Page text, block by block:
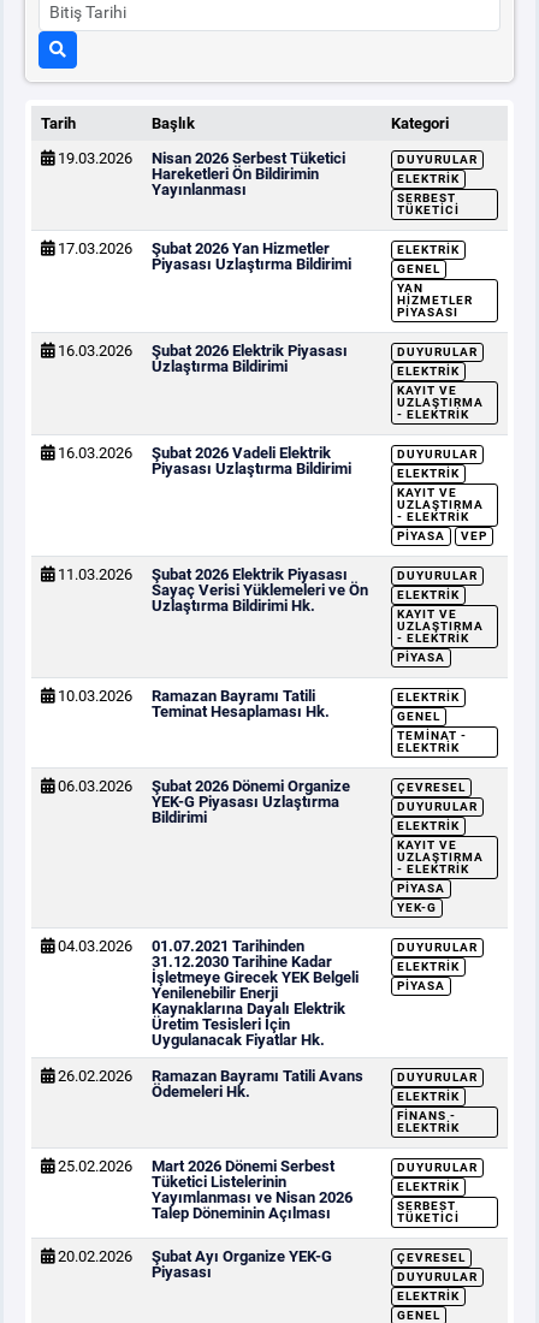
Tarih Başlık
Kategori
19.03.2026
Nisan 2026 Serbest Tüketici
Hareketleri Ön Bildirimin
Yayınlanması
DUYURULAR
ELEKTRIK
SERBEST
TÜKETICI
17.03.2026
Şubat 2026 Yan Hizmetler
Piyasası Uzlaştırma Bildirimi
ELEKTRIK
GENEL
YAN
HIZMETLER
PIYASASI
16.03.2026
Şubat 2026 Elektrik Piyasası
Uzlaştırma Bildirimi
DUYURULAR
ELEKTRIK
KAYIT VE
UZLAŞTIRMA
- ELEKTRIK
16.03.2026
Şubat 2026 Vadeli Elektrik
Piyasası Uzlaştırma Bildirimi
DUYURULAR
ELEKTRIK
KAYIT VE
UZLAŞTIRMA
- ELEKTRIK
PIYASA
VEP
11.03.2026
Şubat 2026 Elektrik Piyasası
Sayaç Verisi Yüklemeleri ve Ön
Uzlaştırma Bildirimi Hk.
DUYURULAR
ELEKTRIK
KAYIT VE
UZLAŞTIRMA
- ELEKTRIK
PIYASA
10.03.2026
Ramazan Bayramı Tatili
Teminat Hesaplaması Hk.
ELEKTRIK
GENEL
TEMINAT -
ELEKTRIK
06.03.2026
Şubat 2026 Dönemi Organize
YEK-G Piyasası Uzlaştırma
Bildirimi
ÇEVRESEL
DUYURULAR
ELEKTRIK
KAYIT VE
UZLAŞTIRMA
- ELEKTRIK
PIYASA
YEK-G
04.03.2026
01.07.2021 Tarihinden
31.12.2030 Tarihine Kadar
İşletmeye Girecek YEK Belgeli
Yenilenebilir Enerji
Kaynaklarına Dayalı Elektrik
Üretim Tesisleri İçin
Uygulanacak Fiyatlar Hk.
DUYURULAR
ELEKTRIK
PIYASA
26.02.2026
Ramazan Bayramı Tatili Avans
Ödemeleri Hk.
DUYURULAR
ELEKTRIK
FINANS -
ELEKTRIK
25.02.2026
Mart 2026 Dönemi Serbest
Tüketici Listelerinin
Yayımlanması ve Nisan 2026
Talep Döneminin Açılması
DUYURULAR
ELEKTRIK
SERBEST
TÜKETICI
20.02.2026
Şubat Ayı Organize YEK-G
Piyasası
ÇEVRESEL
DUYURULAR
ELEKTRIK
GENEL